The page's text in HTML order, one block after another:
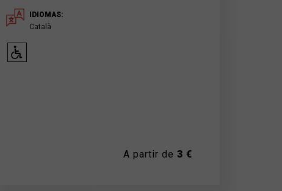
IDIOMAS:
Català
A partir de 3 €